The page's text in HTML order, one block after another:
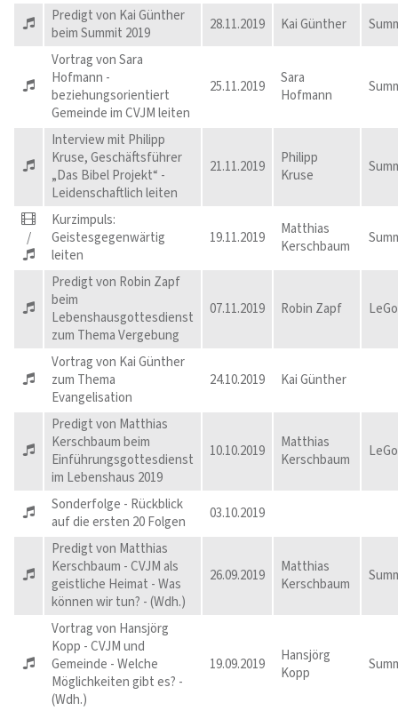
Predigt von Kai Günther
beim Summit 2019
28.11.2019 Kai Günther
Vortrag von Sara
Hofmann -
beziehungsorientiert
Gemeinde im CVJM leiten
25.11.2019
Sara
Hofmann
Interview mit Philipp
Kruse, Geschäftsführer
„Das Bibel Projekt“ -
Leidenschaftlich leiten
21.11.2019
Philipp
Kruse
/
Kurzimpuls:
Geistesgegenwärtig
leiten
19.11.2019
Matthias
Kerschbaum
Predigt von Robin Zapf
beim
Lebenshausgottesdienst
zum Thema Vergebung
07.11.2019 Robin Zapf LeGo
Vortrag von Kai Günther
zum Thema
Evangelisation
24.10.2019 Kai Günther
Predigt von Matthias
Kerschbaum beim
Einführungsgottesdienst
im Lebenshaus 2019
10.10.2019
Matthias
Kerschbaum
LeGo
Sonderfolge - Rückblick
auf die ersten 20 Folgen
03.10.2019
Predigt von Matthias
Kerschbaum - CVJM als
geistliche Heimat - Was
können wir tun? - (Wdh.)
26.09.2019
Matthias
Kerschbaum
Vortrag von Hansjörg
Kopp - CVJM und
Gemeinde - Welche
Möglichkeiten gibt es? -
(Wdh.)
19.09.2019
Hansjörg
Kopp